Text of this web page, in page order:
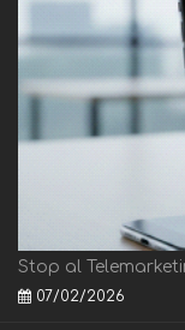
Stop al
07/02/2026